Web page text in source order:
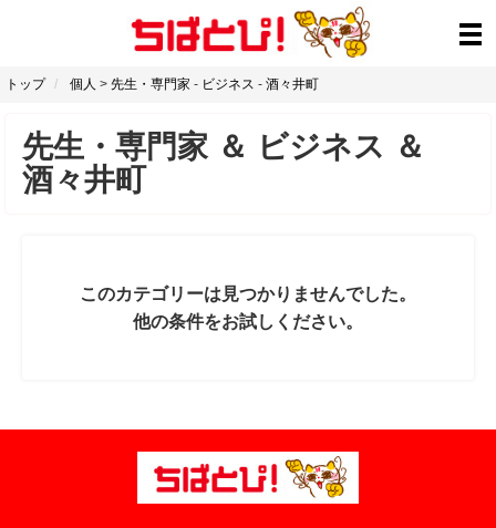
トップ 個人 > 先生・専門家 - ビジネス - 酒々井町
先生・専門家 ＆ ビジネス ＆
酒々井町
このカテゴリーは見つかりませんでした。
他の条件をお試しください。